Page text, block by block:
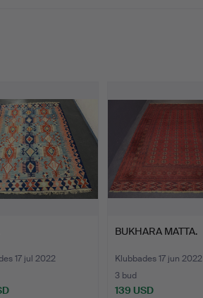
17 jul 2022
BUKHARA MATTA.
Klubbades 17 jun 2022
3 bud
139 USD